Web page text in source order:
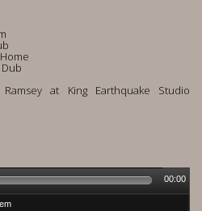
at King Earthquake Studio
00:00